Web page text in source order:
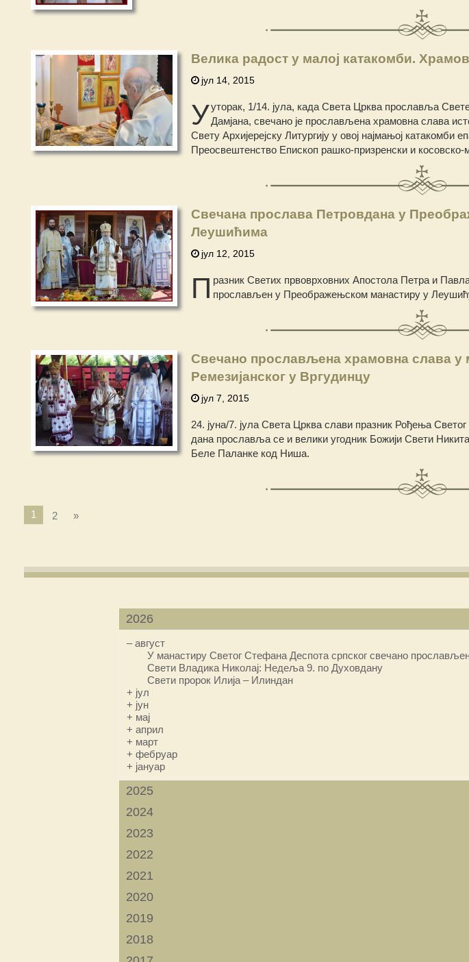
Велика радост у малој катакомби.
јул 14, 2015
Ууторак, 1/14. јула, када Света Црква прославља
Дамјана, свечано је прослављена храмовна слава
Свету Архијерејску Литургију у овој најмањој катакомби
Преосвештенство Епископ рашко-призренски и косовско-
Свечана прослава Петровдана у
Леушићима
јул 12, 2015
П разник Светих првоврховних Апостола Петра и Павла
прослављен у Преображењском манастиру у
Свечано прослављена храмовна слава у
Ремезијанског у Вргудинцу
јул 7, 2015
24. јуна/7. јула Света Црква слави празник Рођења
дана прославља се и велики угодник Божији Свети
Беле Паланке код Ниша.
1 2 »
2026
–август
У манастиру Светог Стефана Деспота српског свечано
Свети Владика Николај: Недеља 9. по Духовдану
Свети пророк Илија – Илиндан
+ јул
+ јун
+ мај
+ април
+ март
+ фебруар
+ јануар
2025
2024
2023
2022
2021
2020
2019
2018